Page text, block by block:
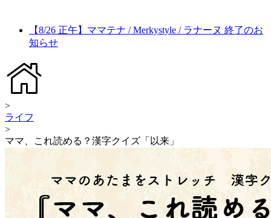
【8/26 正午】ママテナ / Merkystyle / ラナーヌ 終了のお
知らせ
>
ライフ
>
ママ、これ読める？漢字クイズ「以来」